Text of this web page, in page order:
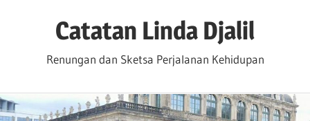
Catatan Linda Djalil
Renungan dan Sketsa Perjalanan Kehidupan